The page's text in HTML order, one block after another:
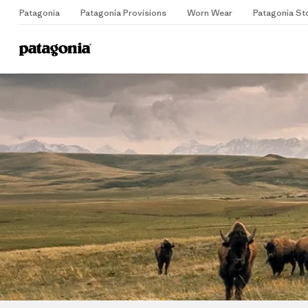
Patagonia Patagonia Provisions Worn Wear Patagonia
Home